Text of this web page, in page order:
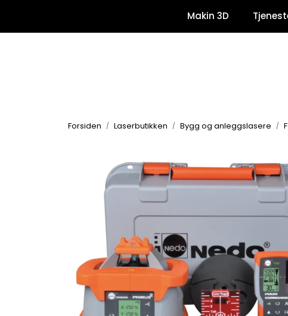
Makin 3D
Forsiden Laserbutikken Bygg og anleggslasere